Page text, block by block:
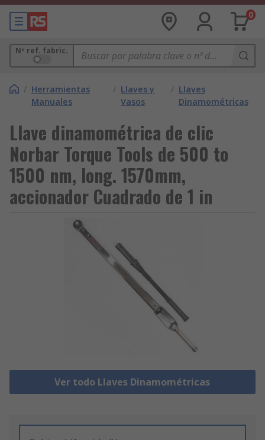
0
Nº ref. fabric.
/ Herramientas
Manuales
/ Llaves y
Vasos
/ Llaves
Dinamométricas
Llave dinamométrica de clic
Norbar Torque Tools de 500 to
1500 nm, long. 1570mm,
accionador Cuadrado de 1 in
Ver todo Llaves Dinamométricas